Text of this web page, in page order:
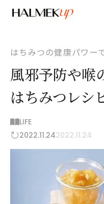
はちみつの健康パワー
風邪予防や喉
はちみつレシ
LIFE
2022.11.242022.11.24